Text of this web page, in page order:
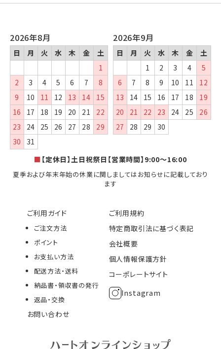
ご利用ガイド
ご注文方法
ポイント
お支払い方法
配送方法・送料
納品書・領収書の発行
返品・交換
お問い合わせ
ご利用規約
特定商取引法に基づく表記
会社概要
個人情報保護方針
コーポレートサイト
Instagram
2026年8月
日 月 火 水 木 金
土
1
2
3 4 5 6 7
8
9
10 11 12 13 14
15
16
17 18 19 20 21
22
23
24 25 26 27 28
29
30
31
2026年9月
日 月 火 水 木 金
土
1
2 3 4
5
6
7 8 9 10 11
12
13
14 15 16 17 18
19
20
21 22 23 24 25
26
27
28 29 30
■ 【定休日】土日祝祭日【営業時間】9:00～16:00
夏季および年末年始の休業に関しましてはお知らせに記載しており
ます